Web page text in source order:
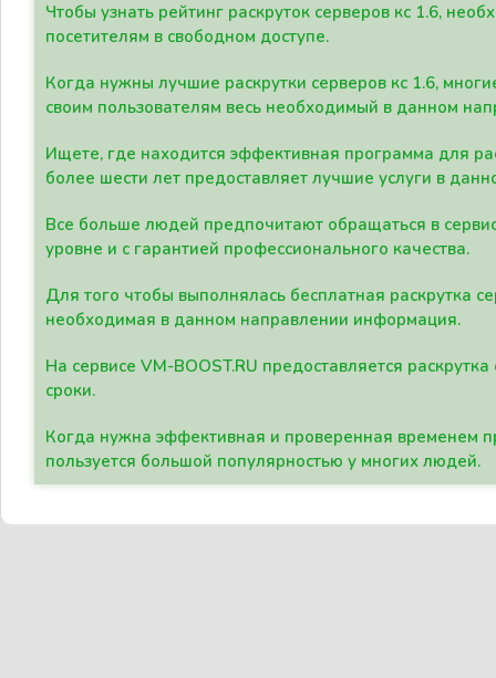
Чтобы узнать рейтинг раскруток серверов кс 1.6,
посетителям в свободном доступе.
Когда нужны лучшие раскрутки серверов кс 1.6,
своим пользователям весь необходимый в данном
Ищете, где находится эффективная программа для
более шести лет предоставляет лучшие услуги в
Все больше людей предпочитают обращаться в
уровне и с гарантией профессионального качества.
Для того чтобы выполнялась бесплатная раскрутка
необходимая в данном направлении информация.
На сервисе VM-BOOST.RU предоставляется
сроки.
Когда нужна эффективная и проверенная временем
пользуется большой популярностью у многих людей.